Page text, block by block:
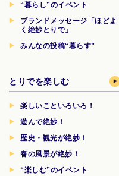
“暮らし”のイベント
ブランドメッセージ「ほどよ
く絶妙とりで」
みんなの投稿“暮らす”
とりでを楽しむ
楽しいこといろいろ！
遊んで絶妙！
歴史・観光が絶妙！
春の風景が絶妙！
“楽しむ”のイベント